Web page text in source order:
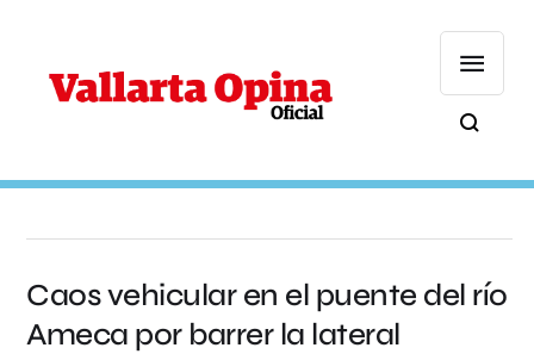
Caos vehicular en el puente del río
Ameca por barrer la lateral